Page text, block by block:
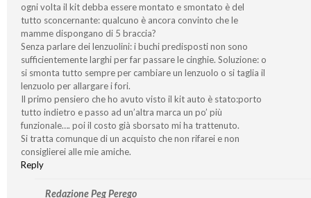
ogni volta il kit debba essere montato e smontato è del
tutto sconcernante: qualcuno è ancora convinto che le
mamme dispongano di 5 braccia?
Senza parlare dei lenzuolini: i buchi predisposti non sono
sufficientemente larghi per far passare le cinghie. Soluzione: o
si smonta tutto sempre per cambiare un lenzuolo o si taglia il
lenzuolo per allargare i fori.
Il primo pensiero che ho avuto visto il kit auto è stato:porto
tutto indietro e passo ad un’altra marca un po’ più
funzionale…. poi il costo già sborsato mi ha trattenuto.
Si tratta comunque di un acquisto che non rifarei e non
consiglierei alle mie amiche.
Reply
Redazione Peg Perego